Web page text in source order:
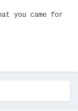
you came for